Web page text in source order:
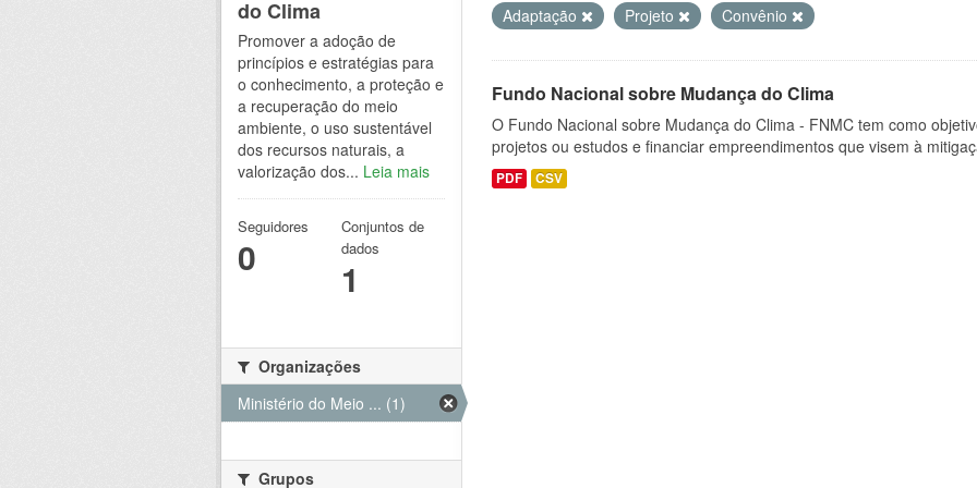
Adaptação Projeto Convênio
Fundo Nacional sobre Mudança do Clima
O Fundo Nacional sobre Mudança do Clima - FNMC tem como
projetos ou estudos e financiar empreendimentos que visem à
PDF CSV
do Clima
Promover a adoção de
princípios e estratégias para
o conhecimento, a proteção e
a recuperação do meio
ambiente, o uso sustentável
dos recursos naturais, a
valorização dos... Leia mais
Seguidores
0
Conjuntos de
dados
1
Organizações
Ministério do Meio ... (1)
Grupos